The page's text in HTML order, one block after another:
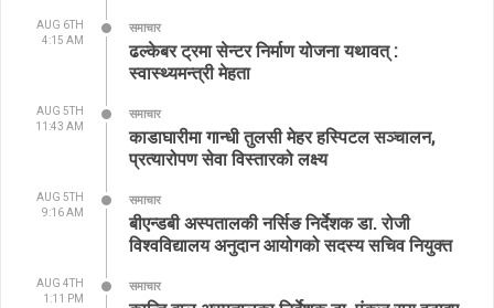
AUG 6TH
4:15 AM
समाचार
ढल्केबर ट्रमा सेन्टर निर्माण योजना यथावत् :
स्वास्थ्यमन्त्री मेहता
AUG 5TH
11:43 AM
समाचार
काडाघारीमा गान्धी तुलसी मेहर हस्पिटल सञ्चालन,
प्रत्यारोपण सेवा विस्तारको लक्ष्य
AUG 5TH
9:16 AM
समाचार
बीएन्डबी अस्पतालकी नर्सिङ निर्देशक डा. रोजी
विश्वविद्यालय अनुदान आयोगको सदस्य सचिव नियुक्त
AUG 4TH
1:11 PM
समाचार